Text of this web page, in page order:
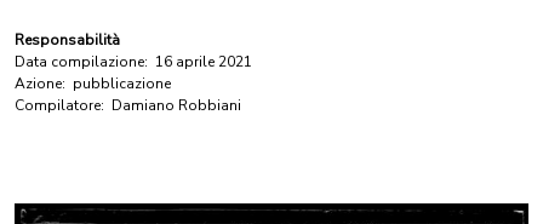
Responsabilità
Data compilazione: 16 aprile 2021
Azione: pubblicazione
Compilatore: Damiano Robbiani